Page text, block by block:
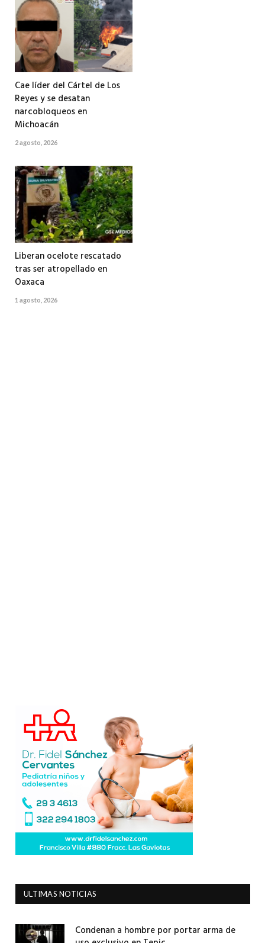
Cae líder del Cártel de Los
Reyes y se desatan
narcobloqueos en
Michoacán
2 agosto, 2026
Liberan ocelote rescatado
tras ser atropellado en
Oaxaca
1 agosto, 2026
ULTIMAS NOTICIAS
Condenan a hombre por portar arma de